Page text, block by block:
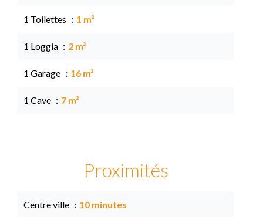
1 Toilettes 1 m²
1 Loggia 2 m²
1 Garage 16 m²
1 Cave 7 m²
Proximités
Centre ville 10 minutes